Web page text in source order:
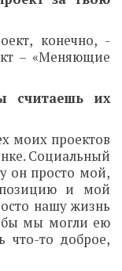
конечно, -
– «Меняющие
считаешь их
моих проектов
Социальный
он просто мой,
и мой
нашу жизнь
мы могли ею
что-то доброе,